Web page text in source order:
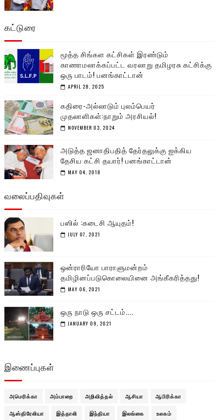
கட்டுரை
மூத்த சிங்கள கட்சிகள் இரண்டும்
காணாமலாக்கப்பட்ட வரலாறு தமிழரசு கட்சிக்கு
ஒரு பாடம்! பனங்காட்டான்
APRIL 28, 2025
கதிரை-அல்லாடும் புலம்பெயர்
முதலாளிகள்:நாறும் அரசியல்!
NOVEMBER 03, 2024
அடுத்த ஜனாதிபதித் தேர்தலுக்கு ஐக்கிய
தேசிய கட்சி தயார்! பனங்காட்டான்
MAY 04, 2018
வலைப்பதிவுகள்
பஸில் :கடைசி ஆயுதம்!
JULY 07, 2021
ஒன்ராரியோ பாராளுமன்றம்
தமிழினப்படுகொலையினை அங்கீகரித்தது!
MAY 06, 2021
ஒரு நாடு ஒரு சட்டம்....
JANUARY 09, 2021
இணைப்புகள்
அமெரிக்கா அம்பாறை அறிவித்தல் ஆசியா ஆபிரிக்கா
ஆஸ்திரேலியா இத்தாலி இந்தியா இலங்கை உலகம்